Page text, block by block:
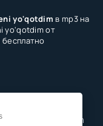
yo'qotdim в mp3 на
yo'qotdim от
ich ichimdan